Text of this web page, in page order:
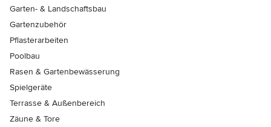
Garten- & Landschaftsbau
Gartenzubehör
Pflasterarbeiten
Poolbau
Rasen & Gartenbewässerung
Spielgeräte
Terrasse & Außenbereich
Zäune & Tore